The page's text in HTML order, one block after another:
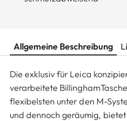
Allgemeine Beschreibung
Die exklusiv für Leica
verarbeitete
flexibelsten unter den M-
und dennoch geräumig,